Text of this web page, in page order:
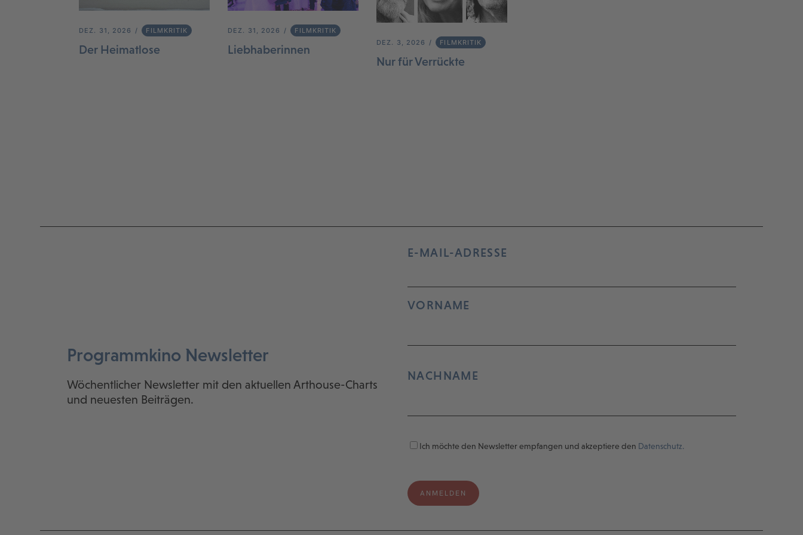
DEZ. 31, 2026 FILMKRITIK
Der Heimatlose
DEZ. 31, 2026 FILMKRITIK
Liebhaberinnen
DEZ. 3, 2026 FILMKRITIK
Nur für Verrückte
Programmkino Newsletter
Wöchentlicher Newsletter mit den aktuellen Arthouse-Charts
und neuesten Beiträgen.
E-MAIL-ADRESSE
VORNAME
NACHNAME
Ich möchte den Newsletter empfangen und akzeptiere den Datenschutz.